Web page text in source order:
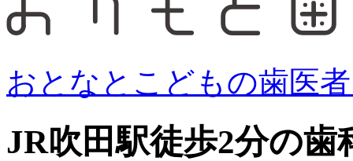
おとなとこどもの歯医
JR吹田駅徒歩2分の歯